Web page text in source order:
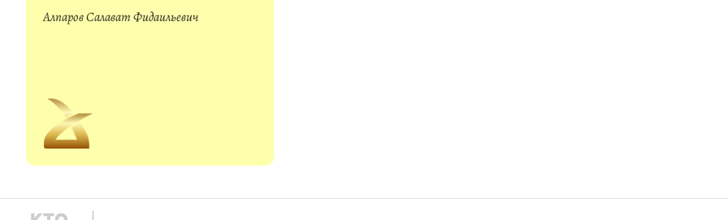
Алпаров Салават Фидаильевич